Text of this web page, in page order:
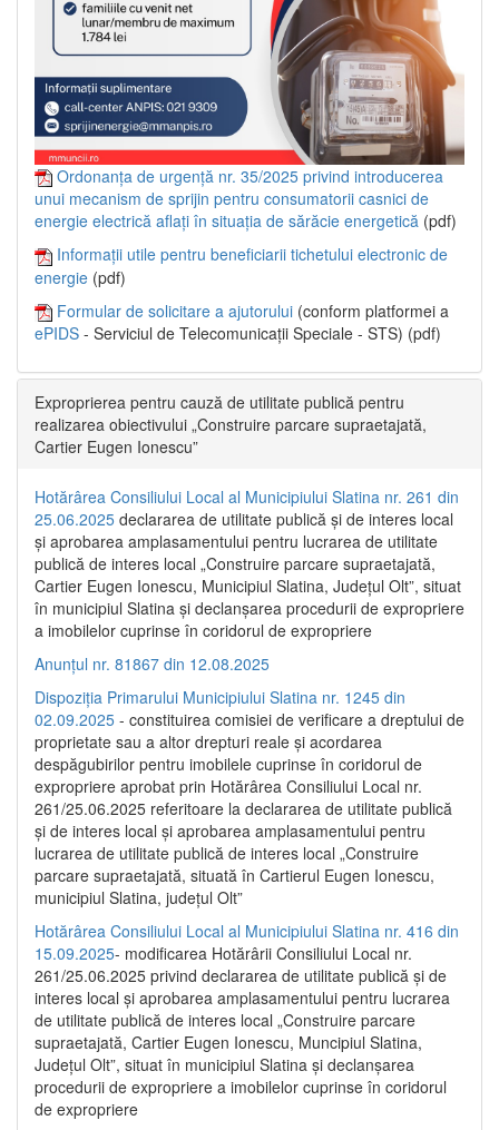
Ordonanța de urgență nr. 35/2025 privind introducerea
unui mecanism de sprijin pentru consumatorii casnici de
energie electrică aflați în situația de sărăcie energetică (pdf)
Informații utile pentru beneficiarii tichetului electronic de
energie (pdf)
Formular de solicitare a ajutorului (conform platformei a
ePIDS - Serviciul de Telecomunicații Speciale - STS) (pdf)
Exproprierea pentru cauză de utilitate publică pentru
realizarea obiectivului „Construire parcare supraetajată,
Cartier Eugen Ionescu”
Hotărârea Consiliului Local al Municipiului Slatina nr. 261 din
25.06.2025 declararea de utilitate publică și de interes local
și aprobarea amplasamentului pentru lucrarea de utilitate
publică de interes local „Construire parcare supraetajată,
Cartier Eugen Ionescu, Municipiul Slatina, Județul Olt”, situat
în municipiul Slatina și declanșarea procedurii de expropriere
a imobilelor cuprinse în coridorul de expropriere
Anunțul nr. 81867 din 12.08.2025
Dispoziția Primarului Municipiului Slatina nr. 1245 din
02.09.2025 - constituirea comisiei de verificare a dreptului de
proprietate sau a altor drepturi reale și acordarea
despăgubirilor pentru imobilele cuprinse în coridorul de
expropriere aprobat prin Hotărârea Consiliului Local nr.
261/25.06.2025 referitoare la declararea de utilitate publică
și de interes local și aprobarea amplasamentului pentru
lucrarea de utilitate publică de interes local „Construire
parcare supraetajată, situată în Cartierul Eugen Ionescu,
municipiul Slatina, județul Olt”
Hotărârea Consiliului Local al Municipiului Slatina nr. 416 din
15.09.2025- modificarea Hotărârii Consiliului Local nr.
261/25.06.2025 privind declararea de utilitate publică și de
interes local și aprobarea amplasamentului pentru lucrarea
de utilitate publică de interes local „Construire parcare
supraetajată, Cartier Eugen Ionescu, Muncipiul Slatina,
Județul Olt”, situat în municipiul Slatina și declanșarea
procedurii de expropriere a imobilelor cuprinse în coridorul
de expropriere